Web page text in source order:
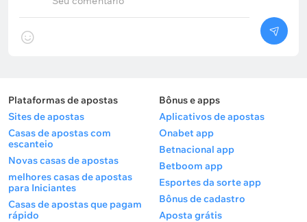
Plataformas de apostas
Sites de apostas
Casas de apostas com
escanteio
Novas casas de apostas
melhores casas de apostas
para Iniciantes
Casas de apostas que pagam
rápido
Bônus e apps
Aplicativos de apostas
Onabet app
Betnacional app
Betboom app
Esportes da sorte app
Bônus de cadastro
Aposta grátis